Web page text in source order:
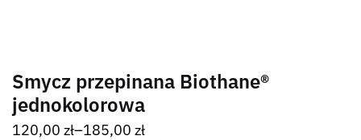
Smycz przepinana Biothane®
jednokolorowa
120,00 zł–185,00 zł